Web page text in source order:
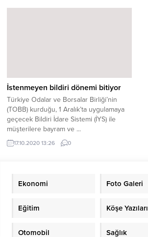
İstenmeyen bildiri dönemi bitiyor
Türkiye Odalar ve Borsalar Birliği’nin
(TOBB) kurduğu, 1 Aralık’ta uygulamaya
geçecek Bildiri İdare Sistemi (İYS) ile
müşterilere bayram ve ...
17.10.2020 13:26 0
Ekonomi Foto Galeri
Eğitim Köşe Yazıları
Otomobil Sağlık